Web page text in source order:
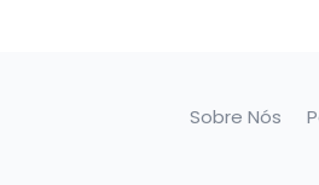
Sobre Nós